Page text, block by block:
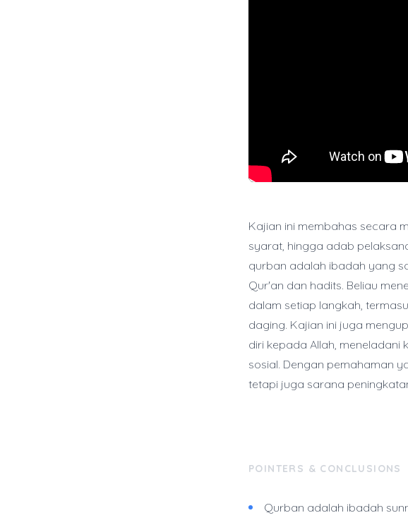
Kajian ini membahas secara
syarat, hingga adab
qurban adalah ibadah yang
Qur'an dan hadits. Beliau
dalam setiap langkah,
daging. Kajian ini juga
diri kepada Allah, meneladani
sosial. Dengan pemahaman
tetapi juga sarana
POINTERS & CONCLUSIONS
Qurban adalah ibadah